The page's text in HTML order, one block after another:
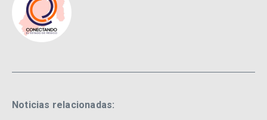
Noticias relacionadas: